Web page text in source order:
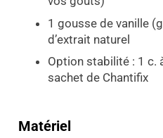
1 gousse de vanille
d’extrait naturel
Option stabilité : 1 c.
sachet de Chantifix
Matériel